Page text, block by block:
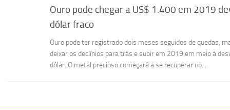
Ouro pode chegar a US$ 1.400 em 2019
dólar fraco
Ouro pode ter registrado dois meses seguidos de quedas,
deixar os declínios para trás e subir em 2019 em meio à
dólar. O metal precioso começará a se recuperar no...